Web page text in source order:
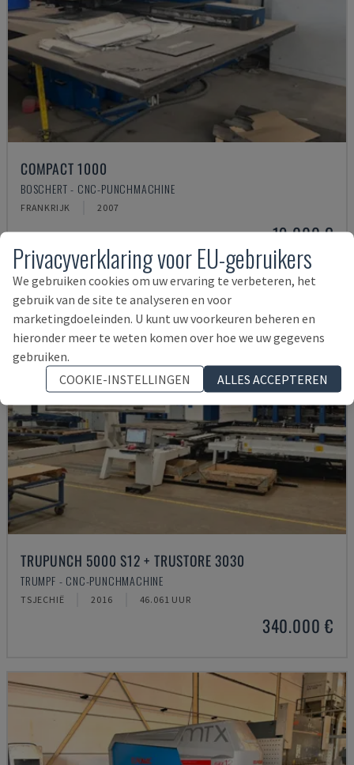
COMPACT 1000
BOSCHERT - CNC-PUNCHMACHINE
FRANKRIJK 2007
19.000 €
TRUPUNCH 5000 S12 + TRUSTORE 3030
TRUMPF - CNC-PUNCHMACHINE
TSJECHIË 2016 46.061 UUR
340.000 €
Privacyverklaring voor EU-gebruikers
We gebruiken cookies om uw ervaring te verbeteren, het
gebruik van de site te analyseren en voor
marketingdoeleinden. U kunt uw voorkeuren beheren en
hieronder meer te weten komen over hoe we uw gegevens
gebruiken.
COOKIE-INSTELLINGEN
ALLES ACCEPTEREN